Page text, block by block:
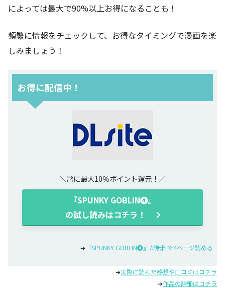
によっては最大で90%以上お得になることも！
頻繁に情報をチェックして、お得なタイミングで漫画を楽
しみましょう！
お得に配信中！
常に最大10％ポイント還元！
『SPUNKY GOBLIN❹』
の試し読みはコチラ！
➔ 『SPUNKY GOBLIN❹』が無料で4ページ読める
➔実際に読んだ感想や口コミはコチラ
➔作品の詳細はコチラ